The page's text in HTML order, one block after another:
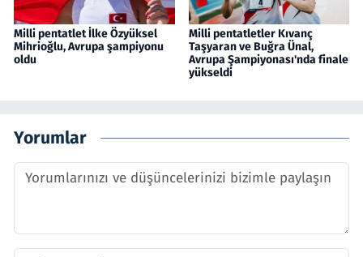
Milli pentatlet İlke Özyüksel
Mihrioğlu, Avrupa şampiyonu
oldu
Milli pentatletler Kıvanç
Taşyaran ve Buğra Ünal,
Avrupa Şampiyonası'nda finale
yükseldi
Yorumlar